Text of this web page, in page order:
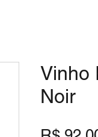
Vinho
Noir